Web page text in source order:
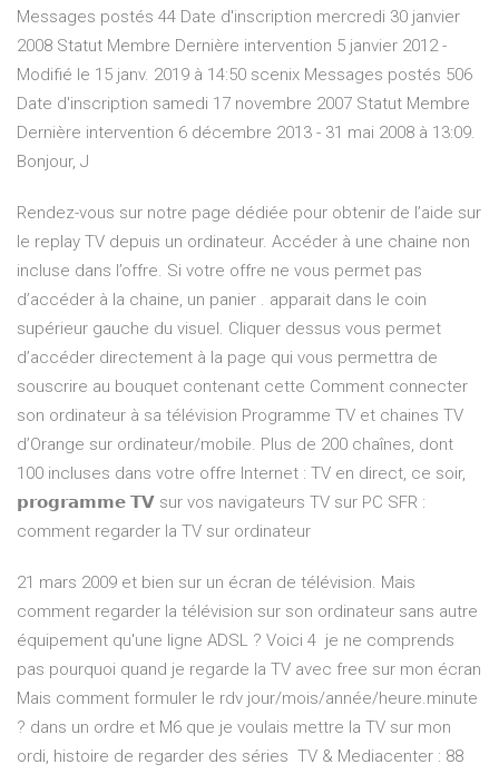
Messages postés 44 Date d'inscription mercredi 30 janvier
2008 Statut Membre Dernière intervention 5 janvier 2012 -
Modifié le 15 janv. 2019 à 14:50 scenix Messages postés 506
Date d'inscription samedi 17 novembre 2007 Statut Membre
Dernière intervention 6 décembre 2013 - 31 mai 2008 à 13:09.
Bonjour, J
Rendez-vous sur notre page dédiée pour obtenir de l’aide sur
le replay TV depuis un ordinateur. Accéder à une chaine non
incluse dans l’offre. Si votre offre ne vous permet pas
d’accéder à la chaine, un panier . apparait dans le coin
supérieur gauche du visuel. Cliquer dessus vous permet
d’accéder directement à la page qui vous permettra de
souscrire au bouquet contenant cette Comment connecter
son ordinateur à sa télévision Programme TV et chaines TV
d’Orange sur ordinateur/mobile. Plus de 200 chaînes, dont
100 incluses dans votre offre Internet : TV en direct, ce soir,
𝗽𝗿𝗼𝗴𝗿𝗮𝗺𝗺𝗲 𝗧𝗩 sur vos navigateurs TV sur PC SFR :
comment regarder la TV sur ordinateur
21 mars 2009 et bien sur un écran de télévision. Mais
comment regarder la télévision sur son ordinateur sans autre
équipement qu'une ligne ADSL ? Voici 4 je ne comprends
pas pourquoi quand je regarde la TV avec free sur mon écran
Mais comment formuler le rdv jour/mois/année/heure.minute
? dans un ordre et M6 que je voulais mettre la TV sur mon
ordi, histoire de regarder des séries TV & Mediacenter : 88